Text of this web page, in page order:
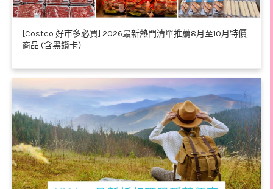
[Costco 好市多必買] 2026最新熱門清單推薦8月至10月特價
商品 (含黑鑽卡）